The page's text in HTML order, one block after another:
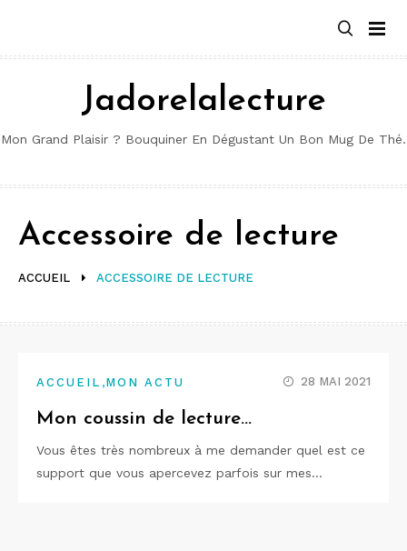
contenu
Jadorelalecture
Mon Grand Plaisir ? Bouquiner En Dégustant Un Bon Mug De Thé.
ACCUEIL ACCESSOIRE DE LECTURE
Accessoire de lecture
ACCUEIL ,MON ACTU 28 MAI 2021
Mon coussin de lecture…
Vous êtes très nombreux à me demander quel est ce
support que vous apercevez parfois sur mes…